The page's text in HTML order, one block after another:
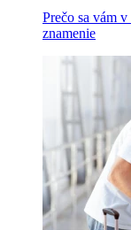
Prečo sa vám
znamenie